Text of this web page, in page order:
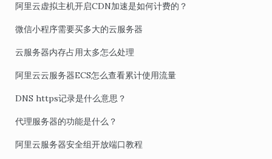
阿里云虚拟主机开启CDN加速是如何计费的？
微信小程序需要买多大的云服务器
云服务器内存占用太多怎么处理
阿里云云服务器ECS怎么查看累计使用流量
DNS https记录是什么意思？
代理服务器的功能是什么？
阿里云服务器安全组开放端口教程